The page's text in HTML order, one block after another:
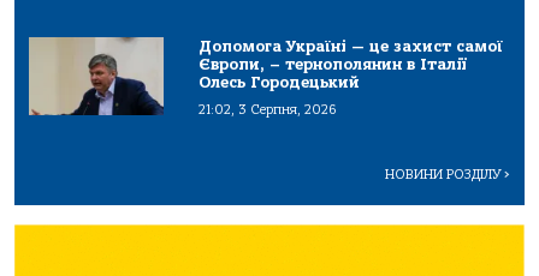
Допомога Україні — це захист самої
Європи, – тернополянин в Італії
Олесь Городецький
21:02, 3 Серпня, 2026
НОВИНИ РОЗДІЛУ>